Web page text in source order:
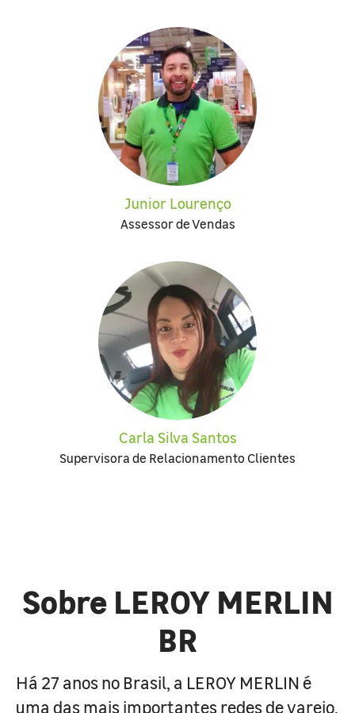
Junior Lourenço
Assessor de Vendas
Carla Silva Santos
Supervisora de Relacionamento Clientes
Sobre LEROY MERLIN
BR
Há 27 anos no Brasil, a LEROY MERLIN é
uma das mais importantes redes de varejo,